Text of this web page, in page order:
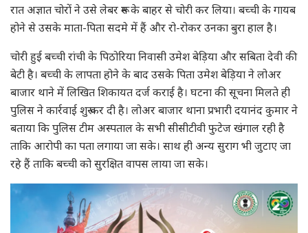
रात अज्ञात चोरों ने उसे लेबर रूम के बाहर से चोरी कर लिया। बच्ची के गायब
होने से उसके माता-पिता सदमे में हैं और रो-रोकर उनका बुरा हाल है।
चोरी हुई बच्ची रांची के पिठोरिया निवासी उमेश बेड़िया और सबिता देवी की
बेटी है। बच्ची के लापता होने के बाद उसके पिता उमेश बेड़िया ने लोअर
बाजार थाने में लिखित शिकायत दर्ज कराई है। घटना की सूचना मिलते ही
पुलिस ने कार्रवाई शुरू कर दी है। लोअर बाजार थाना प्रभारी दयानंद कुमार ने
बताया कि पुलिस टीम अस्पताल के सभी सीसीटीवी फुटेज खंगाल रही है
ताकि आरोपी का पता लगाया जा सके। साथ ही अन्य सुराग भी जुटाए जा
रहे हैं ताकि बच्ची को सुरक्षित वापस लाया जा सके।